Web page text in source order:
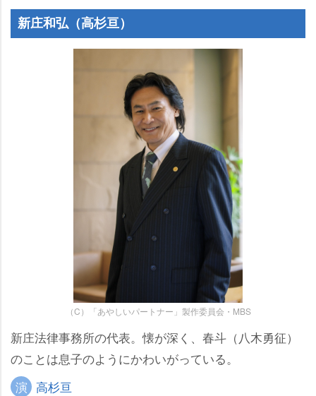
新庄和弘（高杉亘）
（C）「あやしいパートナー」製作委員会・MBS
新庄法律事務所の代表。懐が深く、春斗（八木勇征）
のことは息子のようにかわいがっている。
演 高杉亘